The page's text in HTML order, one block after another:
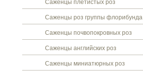
Саженцы плетистых роз
Саженцы роз группы флорибунда
Саженцы почвопокровных роз
Саженцы английских роз
Саженцы миниатюрных роз